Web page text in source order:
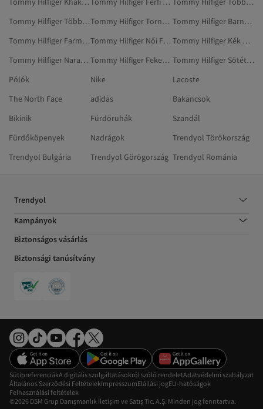
Tommy Hilfiger Többszínű Edzőcipők
Tommy Hilfiger Tornazsákok
Tommy Hilfiger Barna Tartozékok
Tommy Hilfiger Farmerek
Tommy Hilfiger Női Farmerek
Tommy Hilfiger Kék Ruházat
Tommy Hilfiger Narancs Blézerek És Mellények
Tommy Hilfiger Fekete Strandruházat
Tommy Hilfiger Sötétkék Ruházat
Pólók
Nike
Lacoste
The North Face
adidas
Bakancsok
Bikinik
Fürdőruhák
Szandál
Fürdőköpenyek
Nadrágok
Trendyol Törökország
Trendyol Bulgária
Trendyol Görögország Trendyol Románia
Trendyol
Kampányok
Biztonságos vásárlás
Biztonsági tanúsítvány
©2026 DSM Grup Danışmanlık İletişim ve Satış Tic. A.Ş. Minden jog fenntartva.
SütipreferenciákA digitális szolgáltatásokról szóló rendeletAdatvédelmi szabályzat
Általános Szerződési FeltételekImpresszumElállási jogEU-hatóságok
Felhasználási feltételek